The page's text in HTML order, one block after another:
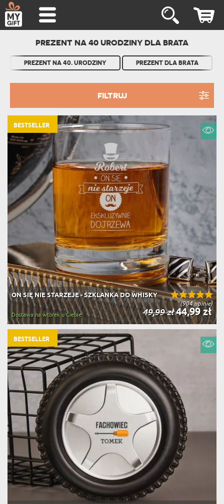
PREZENT NA 40 URODZINY DLA BRATA
PREZENT NA 40. URODZINY PREZENT DLA BRATA
FILTRUJ
(904 opinie)
ON SIĘ NIE STARZEJE - SZKLANKA DO WHISKY
49,99 zł44,99 zł
Dostawa na wtorek u Ciebie
BESTSELLER
BESTSELLER